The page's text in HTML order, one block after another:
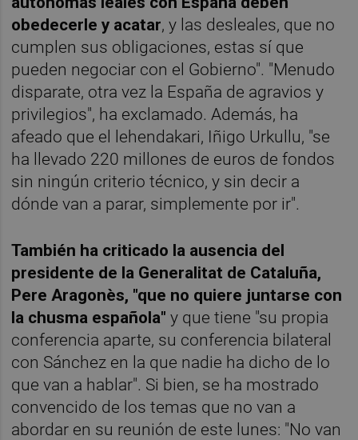
obedecerle y acatar, y las desleales, que no
cumplen sus obligaciones, estas sí que
pueden negociar con el Gobierno". "Menudo
disparate, otra vez la España de agravios y
privilegios", ha exclamado. Además, ha
afeado que el lehendakari, Iñigo Urkullu, "se
ha llevado 220 millones de euros de fondos
sin ningún criterio técnico, y sin decir a
dónde van a parar, simplemente por ir".
También ha criticado la ausencia del
presidente de la Generalitat de Cataluña,
Pere Aragonès, "que no quiere juntarse con
la chusma española" y que tiene "su propia
conferencia aparte, su conferencia bilateral
con Sánchez en la que nadie ha dicho de lo
que van a hablar". Si bien, se ha mostrado
convencido de los temas que no van a
abordar en su reunión de este lunes: "No van